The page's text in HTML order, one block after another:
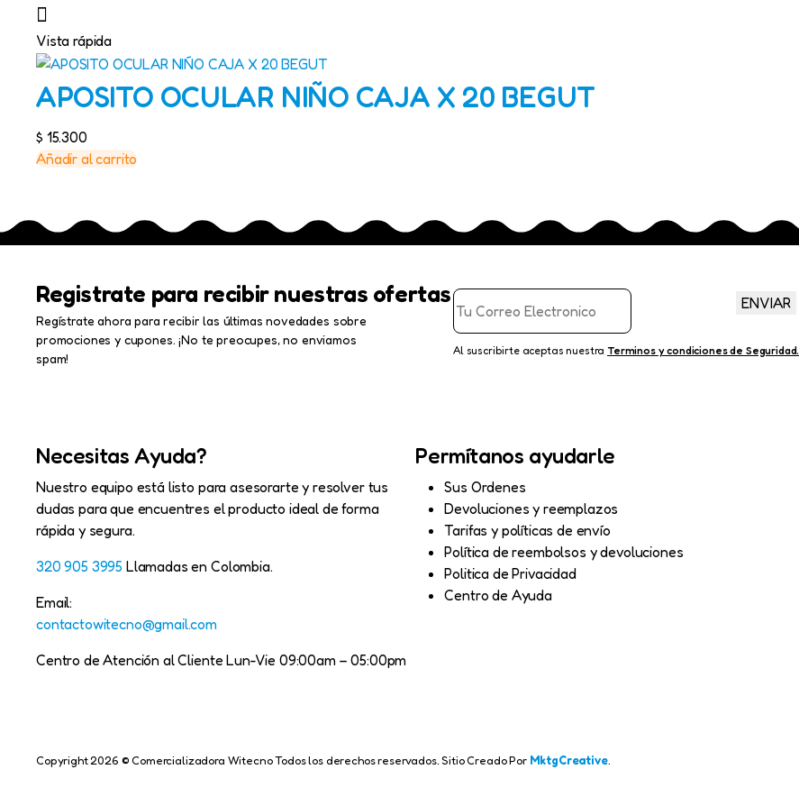
Vista rápida
APOSITO OCULAR NIÑO CAJA X 20 BEGUT
$ 15.300
Añadir al carrito
Registrate para recibir nuestras ofertas
Regístrate ahora para recibir las últimas novedades sobre
promociones y cupones. ¡No te preocupes, no enviamos
spam!
ENVIAR
Al suscribirte aceptas nuestraTerminos y condiciones de Seguridad.
Necesitas Ayuda?
Nuestro equipo está listo para asesorarte y resolver tus
dudas para que encuentres el producto ideal de forma
rápida y segura.
320 905 3995 Llamadas en Colombia.
Email:
contactowitecno@gmail.com
Centro de Atención al Cliente Lun-Vie 09:00am – 05:00pm
Permítanos ayudarle
Sus Ordenes
Devoluciones y reemplazos
Tarifas y políticas de envío
Política de reembolsos y devoluciones
Politica de Privacidad
Centro de Ayuda
Copyright 2026 © Comercializadora Witecno Todos los derechos reservados. Sitio Creado Por MktgCreative.